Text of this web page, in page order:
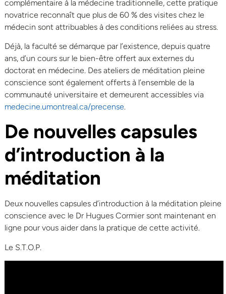
complémentaire à la médecine traditionnelle, cette pratique
novatrice reconnaît que plus de 60 % des visites chez le
médecin sont attribuables à des conditions reliées au stress.
Déjà, la faculté se démarque par l’existence, depuis quatre
ans, d’un cours sur le bien-être offert aux externes du
doctorat en médecine. Des ateliers de méditation pleine
conscience sont également offerts à l’ensemble de la
communauté universitaire et demeurent accessibles via
medecine.umontreal.ca/precense.
De nouvelles capsules
d’introduction à la
méditation
Deux nouvelles capsules d’introduction à la méditation pleine
conscience avec le Dr Hugues Cormier sont maintenant en
ligne pour vous aider dans la pratique de cette activité.
Le S.T.O.P.